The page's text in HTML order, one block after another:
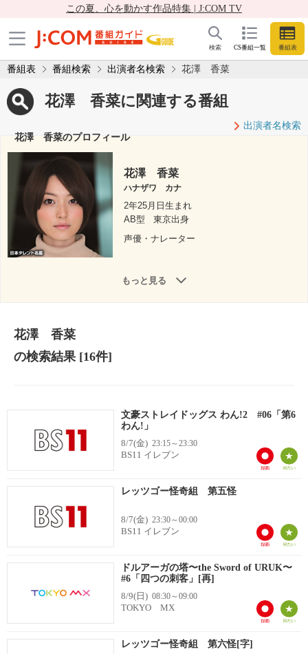
この夏、心を動かす作品特集 | J:COM TV
CS番組一覧 番組表
検索
番組表 番組検索 出演者名検索 花澤 香菜
花澤 香菜に関連する番組
出演者名検索
花澤 香菜のプロフィール
花澤 香菜
ハナザワ カナ
2年25月日生まれ
AB型
東京出身
声優・ナレーター
もっと見る
花澤 香菜
の検索結果[16件]
文豪ストレイドッグス わん!2 #06「第6
わん!」
8/7(金) 23:15～23:30
BS11 イレブン
レッツゴー怪奇組 第五怪
8/7(金) 23:30～00:00
BS11 イレブン
ドルアーガの塔〜the Sword of URUK〜
#6「四つの刺客」[再]
8/9(日) 08:30～09:00
TOKYO MX
レッツゴー怪奇組 第六怪[字]